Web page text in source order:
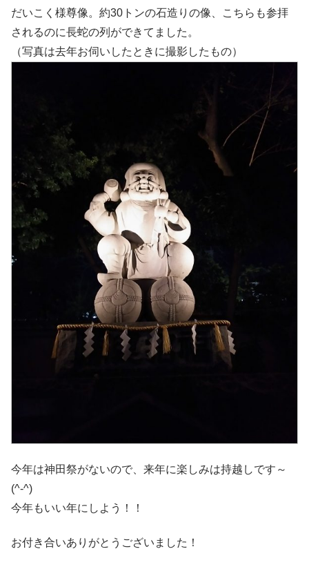
だいこく様尊像。約30トンの石造りの像、こちらも参拝
されるのに長蛇の列ができてました。
（写真は去年お伺いしたときに撮影したもの）
今年は神田祭がないので、来年に楽しみは持越しです～
(^-^)
今年もいい年にしよう！！
お付き合いありがとうございました！